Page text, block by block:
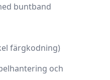
buntband
färgkodning)
och